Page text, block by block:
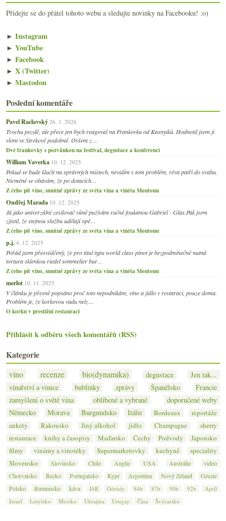
Přidejte se do přátel tohoto webu a sledujte novinky na Facebooku! :o)
► Instagram
► YouTube
► Facebook
► X (Twitter)
► Mastodon
Poslední komentáře
Pavel Raclavský 26. 1. 2026
Trochu pozdě, ale přece jen bych reagoval na Frankovku od Kasnyiků. Hodnotil jsem ji
vloni ve Strekově podobně. Ovšem z…
Dvě frankovky s pozvánkou na festival, degustace a konferenci
William Vaverka 10. 12. 2025
Pokud se bude klučit na správných místech, nevidím v tom problém, réva patří do svahu.
Nicméně se obávám, že po dotacích…
Z čeho pít víno, smutné zprávy ze světa vína a viněta Moutonu
Ondřej Marada 10. 12. 2025
Já jako univerzální zesilovač vůně pužívám ručně foukanou Gabriel - Glas.Pak jsem
zjistil, že stejnou službu udělají opě…
Z čeho pít víno, smutné zprávy ze světa vína a viněta Moutonu
p.j. 4. 12. 2025
Pořád jsem přesvědčený, že pro titul typu world class pinot je bezpodmínečně nutná
tortura sklenkou riedel sommelier bur…
Z čeho pít víno, smutné zprávy ze světa vína a viněta Moutonu
merlot 10. 11. 2025
V článku je přesně popsáno proč toto nepodnikám, víno a jídlo v restaraci, pouze doma.
Problém je, že korkovou vadu nelz…
O korku v prestižní restauraci
Přihlásit k odběru všech komentářů (RSS)
Kategorie
víno recenze bio(dynamika) degustace
Jen tak...
vinařství a vinice
bublinky zprávy Španělsko
Francie
zamyšlení o světě vína
oblíbené a vybrané
doporučené weby
Německo
Morava Burgundsko Itálie Bordeaux
reportáže
ankety
Rakousko Jiný alkohol jídlo Champagne
sherry
restaurace
knihy a časopisy Maďarsko Čechy Podvody
Japonsko
filmy
vinárny a vinotéky Supermarketovky kuchyně
speciality
Slovensko
Slovinsko Chile Anglie USA Austrálie
video
Chorvatsko
Řecko Portugalsko Kypr Argentina Nový Zéland
Gruzie
Polsko
Rumunsko káva JAR Odrůdy 84b 87b 90b 92b
Apríl
Izrael
Lotyšsko Mexiko Ukrajina Urugay Čína Švýcarsko